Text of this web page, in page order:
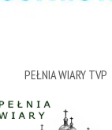
PEŁNIA WIARY TVP